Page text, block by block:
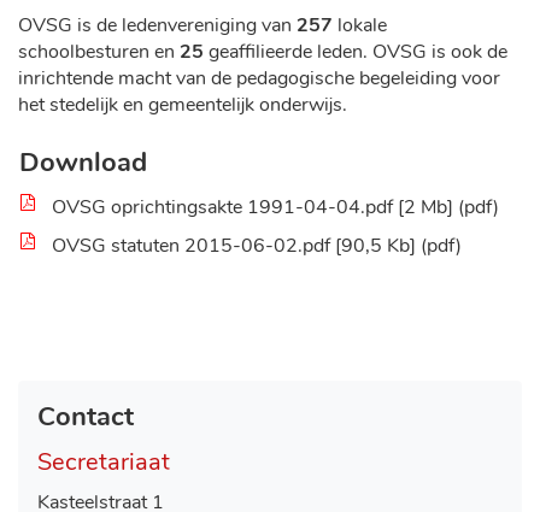
OVSG is de ledenvereniging van 257 lokale
schoolbesturen en 25 geaffilieerde leden. OVSG is ook de
inrichtende macht van de pedagogische begeleiding voor
het stedelijk en gemeentelijk onderwijs.
Download
OVSG oprichtingsakte 1991-04-04.pdf 2 Mb
pdf
OVSG statuten 2015-06-02.pdf 90,5 Kb pdf
Contact
Secretariaat
Adres
Kasteelstraat 1